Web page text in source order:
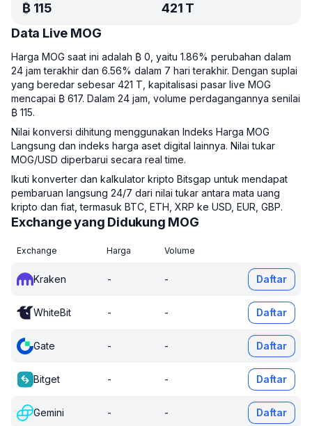
₿ 115
421 T
Data Live MOG
Harga MOG saat ini adalah ₿ 0, yaitu 1.86% perubahan dalam
24 jam terakhir dan 6.56% dalam 7 hari terakhir. Dengan suplai
yang beredar sebesar 421 T, kapitalisasi pasar live MOG
mencapai ₿ 617. Dalam 24 jam, volume perdagangannya senilai
₿ 115.
Nilai konversi dihitung menggunakan Indeks Harga MOG
Langsung dan indeks harga aset digital lainnya. Nilai tukar
MOG/USD diperbarui secara real time.
Ikuti konverter dan kalkulator kripto Bitsgap untuk mendapat
pembaruan langsung 24/7 dari nilai tukar antara mata uang
kripto dan fiat, termasuk BTC, ETH, XRP ke USD, EUR, GBP.
Exchange yang Didukung MOG
Exchange Harga Volume
Kraken - - Daftar
WhiteBit - - Daftar
Gate - - Daftar
Bitget - - Daftar
Gemini - - Daftar